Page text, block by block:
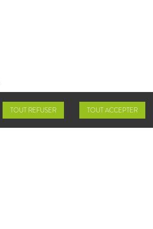
TOUT REFUSER TOUT ACCEPTER